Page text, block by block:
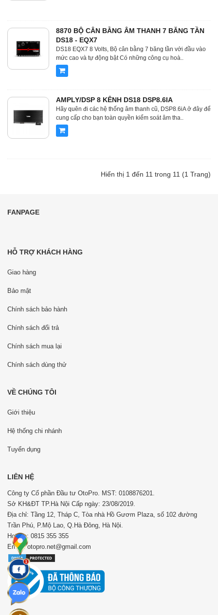
8870 BỘ CÂN BẰNG ÂM THANH 7 BĂNG TẦN
DS18 - EQX7
DS18 EQX7 8 Volts, Bộ cân bằng 7 băng tần với đầu vào
mức cao và tự động bật Có những công cụ hoà..
AMPLY/DSP 8 KÊNH DS18 DSP8.6IA
Hãy quên đi các hệ thống âm thanh cũ, DSP8.6iA ở đây để
cung cấp cho bạn toàn quyền kiểm soát âm tha..
Hiển thị 1 đến 11 trong 11 (1 Trang)
FANPAGE
HỖ TRỢ KHÁCH HÀNG
Giao hàng
Bảo mật
Chính sách bảo hành
Chính sách đổi trả
Chính sách mua lại
Chính sách dùng thử
VỀ CHÚNG TÔI
Giới thiệu
Hệ thống chi nhánh
Tuyển dụng
LIÊN HỆ
Công ty Cổ phần Đầu tư OtoPro. MST: 0108876201.
Sở KH&ĐT TP.Hà Nội Cấp ngày: 23/08/2019.
Địa chỉ: Tầng 12, Tháp C, Tòa nhà Hồ Gươm Plaza, số 102 đường
Trần Phú, P.Mộ Lao, Q.Hà Đông, Hà Nội.
Hotline: 0815 355 355
Email: otopro.net@gmail.com